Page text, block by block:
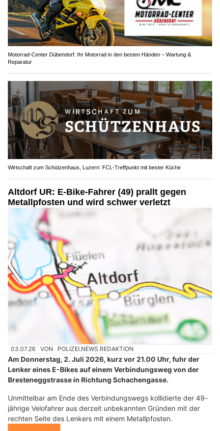
Motorrad-Center Dübendorf: Ihr Motorrad in den besten Händen – Wartung &
Reparatur
Wirtschaft zum Schützenhaus, Luzern: FCL-Treffpunkt mit bester Küche
Altdorf UR: E-Bike-Fahrer (49) prallt gegen
Metallpfosten und wird schwer verletzt
03.07.26 VON POLIZEI.NEWS REDAKTION
Am Donnerstag, 2. Juli 2026, kurz vor 21.00 Uhr, fuhr der
Lenker eines E-Bikes auf einem Verbindungsweg von der
Bresteneggstrasse in Richtung Schachengasse.
Unmittelbar am Ende des Verbindungswegs kollidierte der 49-
jährige Velofahrer aus derzeit unbekannten Gründen mit der
rechten Seite des Lenkers mit einem Metallpfosten.